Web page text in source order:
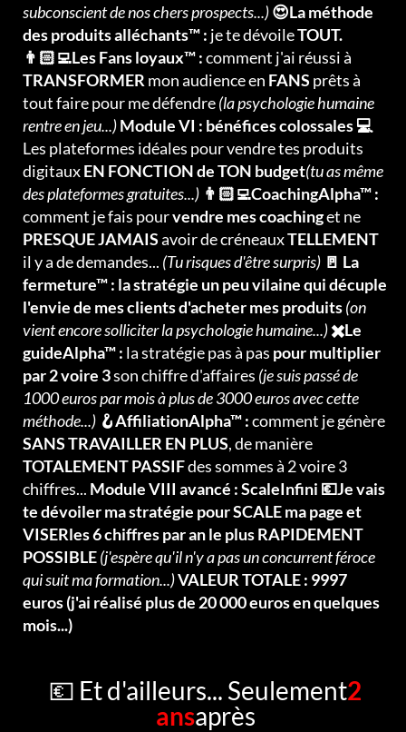
subconscient de nos chers prospects...)😍La méthode
des produits alléchants™ : je te dévoileTOUT.
👨🏻‍💻Les Fans loyaux™ :comment j'ai réussi à
TRANSFORMER mon audience en FANS prêts à
tout faire pour me défendre(la psychologie humaine
rentre en jeu...)Module VI : bénéfices colossales 💻
Les plateformes idéales pour vendre tes produits
digitauxEN FONCTION de TON budget(tu as même
des plateformes gratuites...) 👨🏻‍💻CoachingAlpha™ :
comment je fais pourvendre mes coachinget ne
PRESQUE JAMAISavoir de créneauxTELLEMENT
il y a de demandes... (Tu risques d'être surpris) 🚪 La
fermeture™ : la stratégie un peu vilaine qui décuple
l'envie de mes clients d'acheter mes produits(on
vient encore solliciter la psychologie humaine...)✖️Le
guideAlpha™ : la stratégie pas à pas pour multiplier
par 2 voire 3son chiffre d'affaires (je suis passé de
1000 euros par mois à plus de 3000 euros avec cette
méthode...) 🪝AffiliationAlpha™ :comment je génère
SANS TRAVAILLER EN PLUS, de manière
TOTALEMENT PASSIFdes sommes à 2 voire 3
chiffres... Module VIII avancé : ScaleInfini 💶Je vais
te dévoiler ma stratégie pour SCALE ma page et
VISERles 6 chiffres par an le plus RAPIDEMENT
POSSIBLE(j'espère qu'il n'y a pas un concurrent féroce
qui suit ma formation...)VALEUR TOTALE : 9997
euros (j'ai réalisé plus de 20 000 euros en quelques
mois...)
💶 Et d'ailleurs... Seulement2
ansaprès